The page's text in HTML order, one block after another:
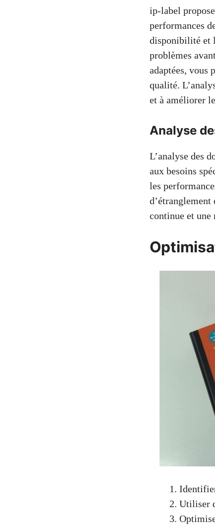
ip-label
performances
disponibilité et
problèmes
adaptées, vous
qualité.
et à améliorer
Analyse
L’analyse des
aux besoins
les
continue et
Utiliser